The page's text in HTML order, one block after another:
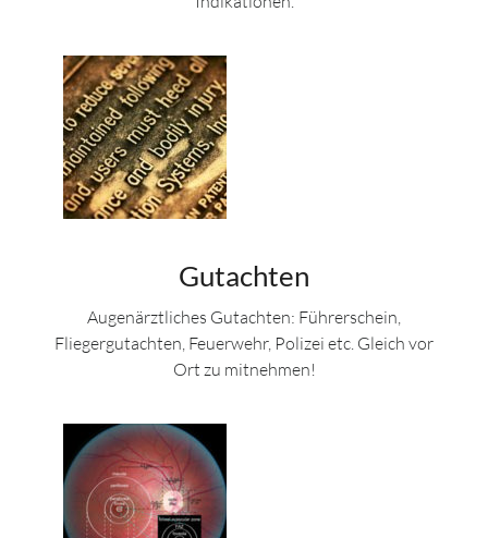
Gutachten
Augenärztliches Gutachten: Führerschein,
Fliegergutachten, Feuerwehr, Polizei etc. Gleich vor
Ort zu mitnehmen!